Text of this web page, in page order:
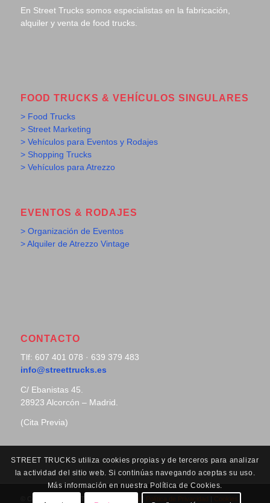
En Street Trucks somos especialistas en la fabricación,
alquiler y venta de food trucks.
FOOD TRUCKS & VEHÍCULOS SINGULARES
> Food Trucks
> Street Marketing
> Vehículos para Eventos y Rodajes
> Shopping Trucks
> Vehículos para Atrezzo
EVENTOS & RODAJES
> Organización de Eventos
> Alquiler de Atrezzo Vintage
CONTACTO
Tlf: 607 401 078 · 639 379 483
info@streettrucks.es
C/ Ebanistas 45.
28923 Alcorcón – Madrid.
(Cita Previa)
STREET TRUCKS utiliza cookies propias y de terceros para analizar
la actividad del sitio web. Si continúas navegando aceptas su uso.
Más información en nuestra Política de Cookies.